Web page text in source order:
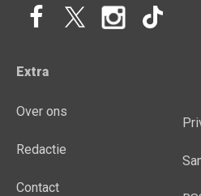
Extra
Over ons
Redactie
Contact